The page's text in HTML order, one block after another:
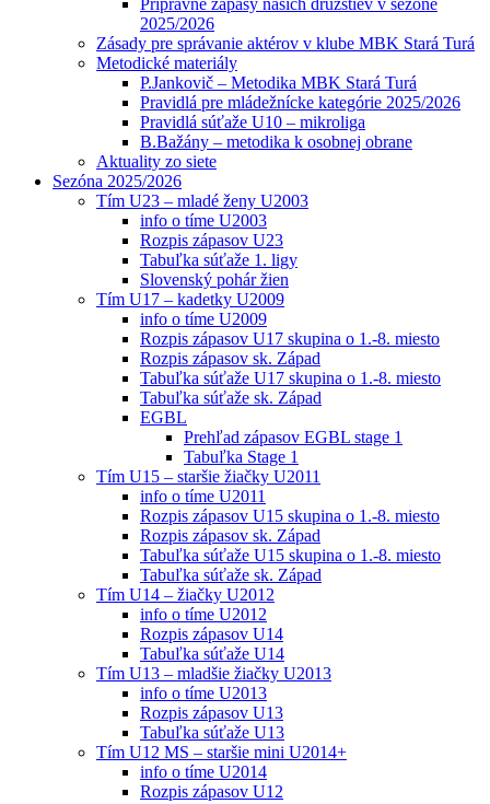
2025/2026
Zásady pre správanie aktérov v klube MBK Stará Turá
Metodické materiály
P.Jankovič – Metodika MBK Stará Turá
Pravidlá pre mládežnícke kategórie 2025/2026
Pravidlá súťaže U10 – mikroliga
B.Bažány – metodika k osobnej obrane
Aktuality zo siete
Sezóna 2025/2026
Tím U23 – mladé ženy U2003
info o tíme U2003
Rozpis zápasov U23
Tabuľka súťaže 1. ligy
Slovenský pohár žien
Tím U17 – kadetky U2009
info o tíme U2009
Rozpis zápasov U17 skupina o 1.-8. miesto
Rozpis zápasov sk. Západ
Tabuľka súťaže U17 skupina o 1.-8. miesto
Tabuľka súťaže sk. Západ
EGBL
Prehľad zápasov EGBL stage 1
Tabuľka Stage 1
Tím U15 – staršie žiačky U2011
info o tíme U2011
Rozpis zápasov U15 skupina o 1.-8. miesto
Rozpis zápasov sk. Západ
Tabuľka súťaže U15 skupina o 1.-8. miesto
Tabuľka súťaže sk. Západ
Tím U14 – žiačky U2012
info o tíme U2012
Rozpis zápasov U14
Tabuľka súťaže U14
Tím U13 – mladšie žiačky U2013
info o tíme U2013
Rozpis zápasov U13
Tabuľka súťaže U13
Tím U12 MS – staršie mini U2014+
info o tíme U2014
Rozpis zápasov U12